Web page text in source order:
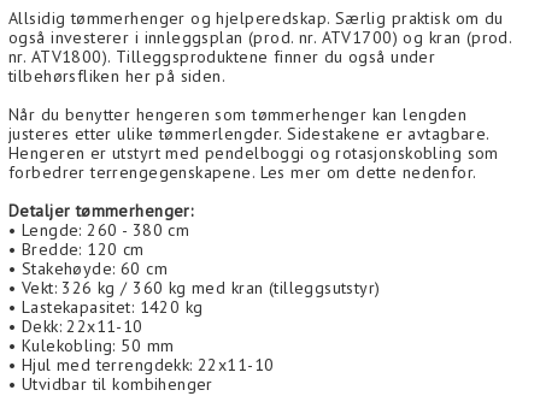
Allsidig tømmerhenger og hjelperedskap. Særlig praktisk om du
også investerer i innleggsplan (prod. nr. ATV1700) og kran (prod.
nr. ATV1800). Tilleggsproduktene finner du også under
tilbehørsfliken her på siden.
Når du benytter hengeren som tømmerhenger kan lengden
justeres etter ulike tømmerlengder. Sidestakene er avtagbare.
Hengeren er utstyrt med pendelboggi og rotasjonskobling som
forbedrer terrengegenskapene. Les mer om dette nedenfor.
Detaljer tømmerhenger:
• Lengde: 260 - 380 cm
• Bredde: 120 cm
• Stakehøyde: 60 cm
• Vekt: 326 kg / 360 kg med kran (tilleggsutstyr)
• Lastekapasitet: 1420 kg
• Dekk: 22x11-10
• Kulekobling: 50 mm
• Hjul med terrengdekk: 22x11-10
• Utvidbar til kombihenger